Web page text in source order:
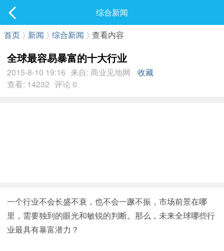
最新发表
综合新闻
首页 ⟩ 新闻 ⟩ 综合新闻 ⟩ 查看内容
全球最容易暴富的十大行业
2015-8-10 19:16 来自: 商业见地网
收藏
查看: 14232 评论 0
一个行业不会长盛不衰，也不会一蹶不振，市场前景在哪
里，需要独到的眼光和敏锐的判断。那么，未来全球哪些行
业最具有暴富潜力？